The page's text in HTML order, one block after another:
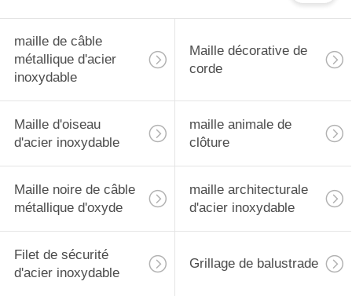
maille de câble
métallique d'acier
inoxydable
Maille décorative de
corde
Maille d'oiseau
d'acier inoxydable
maille animale de
clôture
Maille noire de câble
métallique d'oxyde
maille architecturale
d'acier inoxydable
Filet de sécurité
d'acier inoxydable
Grillage de balustrade